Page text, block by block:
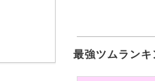
最強ツムランキ